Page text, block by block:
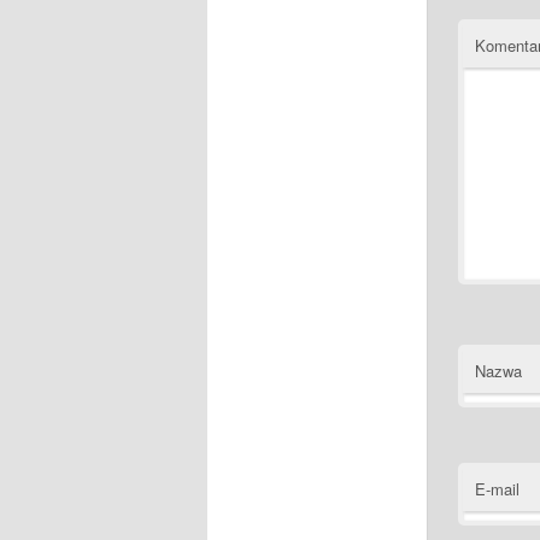
Nazwa
E-mail